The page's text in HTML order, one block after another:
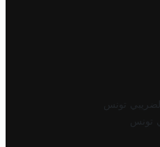
تونس
تونس